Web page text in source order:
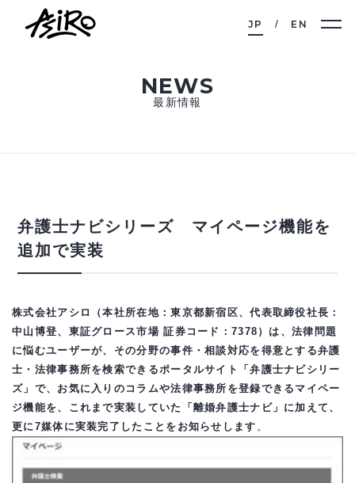
JP EN
NEWS
最新情報
弁護士ナビシリーズ マイページ機能を
追加で実装
株式会社アシロ（本社所在地：東京都新宿区、代表取締役社長：
中山博登、東証グロース市場 証券コード：7378）は、法律問題
に悩むユーザーが、その分野の事件・相談対応を得意とする弁護
士・法律事務所を検索できるポータルサイト「弁護士ナビシリー
ズ」で、お気に入りのコラムや法律事務所を登録できるマイペー
ジ機能を、これまで実装していた「離婚弁護士ナビ」に加えて、
更に7媒体に実装完了したことをお知らせします 。